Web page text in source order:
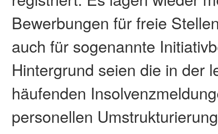
Bewerbungen für freie
auch für sogenannte
Hintergrund seien die in der
häufenden
personellen